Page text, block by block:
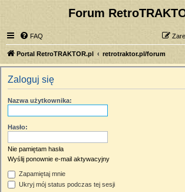
Forum
FAQ
Portal RetroTRAKTOR.pl retrotraktor.pl/forum
Zaloguj się
Nazwa użytkownika:
Hasło:
Nie pamiętam hasła
Wyślij ponownie e-mail aktywacyjny
Zapamiętaj mnie
Ukryj mój status podczas tej sesji